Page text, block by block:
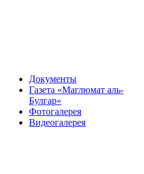
Документы
Газета «Маглюмат аль-
Булгар»
Фотогалерея
Видеогалерея